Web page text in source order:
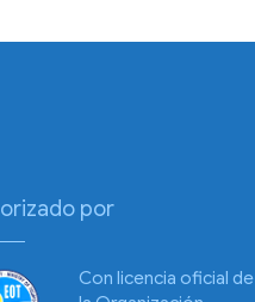
por
Con licencia oficial de